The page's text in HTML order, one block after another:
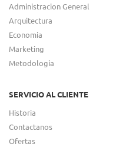
Administracion General
Arquitectura
Economia
Marketing
Metodologia
SERVICIO AL CLIENTE
Historia
Contactanos
Ofertas